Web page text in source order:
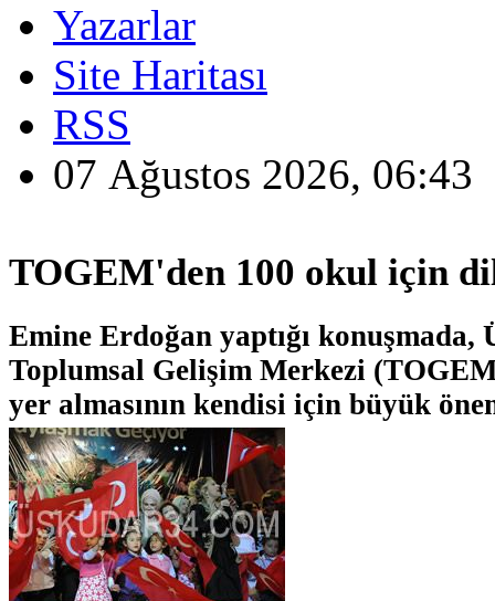
Yazarlar
Site Haritası
RSS
07 Ağustos 2026, 06:43
TOGEM'den 100 okul için
Emine Erdoğan yaptığı konuşmada,
Toplumsal Gelişim Merkezi
yer almasının kendisi için büyük